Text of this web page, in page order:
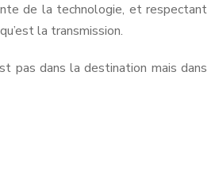
de la technologie, et respectant
la transmission.
pas dans la destination mais dans